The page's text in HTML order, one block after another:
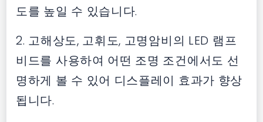
도를 높일 수 있습니다.
2. 고해상도, 고휘도, 고명암비의 LED 램프
비드를 사용하여 어떤 조명 조건에서도 선
명하게 볼 수 있어 디스플레이 효과가 향상
됩니다.